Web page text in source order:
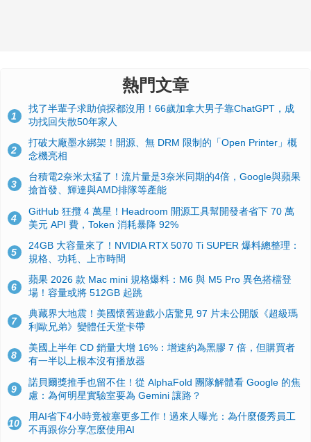
熱門文章
1
找了半輩子求助偵探都沒用！66歲加拿大男子靠ChatGPT，成
功找回失散50年家人
2
打破大廠墨水綁架！開源、無 DRM 限制的「Open Printer」概
念機亮相
3
台積電2奈米太猛了！流片量是3奈米同期的4倍，Google與蘋果
搶首發、輝達與AMD排隊等產能
4
GitHub 狂攬 4 萬星！Headroom 開源工具幫開發者省下 70 萬
美元 API 費，Token 消耗暴降 92%
5
24GB 大容量來了！NVIDIA RTX 5070 Ti SUPER 爆料總整理：
規格、功耗、上市時間
6
蘋果 2026 款 Mac mini 規格爆料：M6 與 M5 Pro 異色搭檔登
場！容量或將 512GB 起跳
7
典藏界大地震！美國懷舊遊戲小店驚見 97 片未公開版《超級瑪
利歐兄弟》變體任天堂卡帶
8
美國上半年 CD 銷量大增 16%：增速約為黑膠 7 倍，但購買者
有一半以上根本沒有播放器
9
諾貝爾獎推手也留不住！從 AlphaFold 團隊解體看 Google 的焦
慮：為何明星實驗室要為 Gemini 讓路？
10
用AI省下4小時竟被塞更多工作！過來人曝光：為什麼優秀員工
不再跟你分享怎麼使用AI